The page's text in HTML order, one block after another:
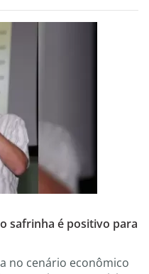
safrinha é positivo para
no cenário econômico